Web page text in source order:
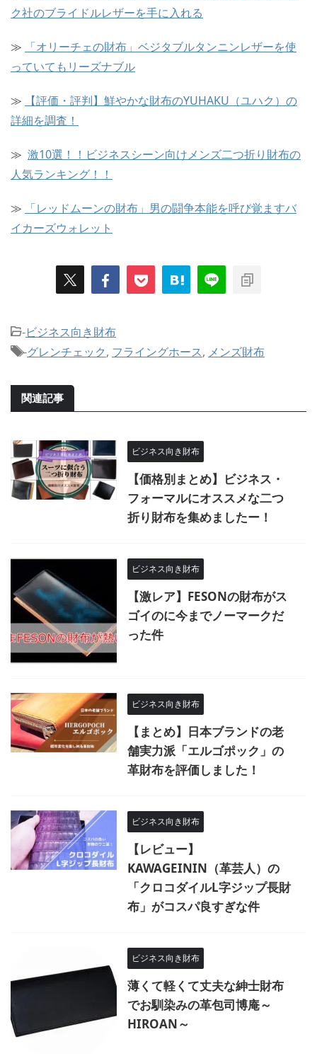
ク社のブライドルレザーを手に入れる
≫
「オリーチェの財布」ベジタブルタンニンレザーを使
っていてもリーズナブル
≫
【評価・評判】鮮やかな財布のYUHAKU（ユハク）の
詳細を調査！
≫ 激10選！！ビジネスシーン向けメンズ二つ折り財布の
人気ランキング！！
≫
「レッドムーンの財布」男の闘争本能を呼び覚ますバ
イカーズウォレット
-ビジネス向き財布
-グレンチェック, フライングホース, メンズ財布
関連記事
ビジネス向き財布
【価格別まとめ】ビジネス・
フォーマルにオススメな二つ
折り財布を集めましたー！
ビジネス向き財布
【激レア】FESONの財布がス
ゴイのに今までノーマークだ
った件
ビジネス向き財布
【まとめ】日本ブランドの老
舗実力派「エルゴポック」の
革財布を評価しました！
ビジネス向き財布
【レビュー】
KAWAGEININ（革芸人）の
「クロコダイルL字ジップ長財
布」がコスパ良すぎな件
ビジネス向き財布
薄くて軽くて丈夫な紳士財布
でお馴染みの革包司博庵～
HIROAN～